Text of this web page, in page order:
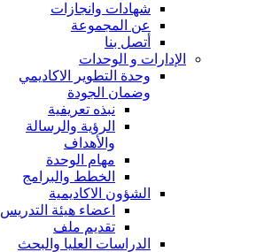
شهادات وانجازات
عن المجموعة
أتصل بنا
الإدارات و الوحدات
وحدة التطوير الاكاديمي
وضمان الجودة
نبذه تعريفية
الرؤية والرسالة
والأهداف
مهام الوحدة
الخطط والبرامج
الشؤون الاكاديمية
اعضاء هيئة التدريس
تقديم ملف
الدراسات العليا والبحث